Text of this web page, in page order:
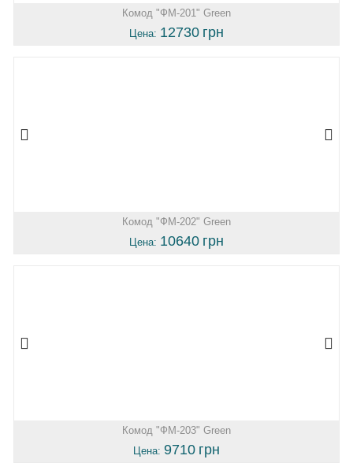
Комод "ФМ-201" Green
Цена: 12730 грн
Комод "ФМ-202" Green
Цена: 10640 грн
Комод "ФМ-203" Green
Цена: 9710 грн